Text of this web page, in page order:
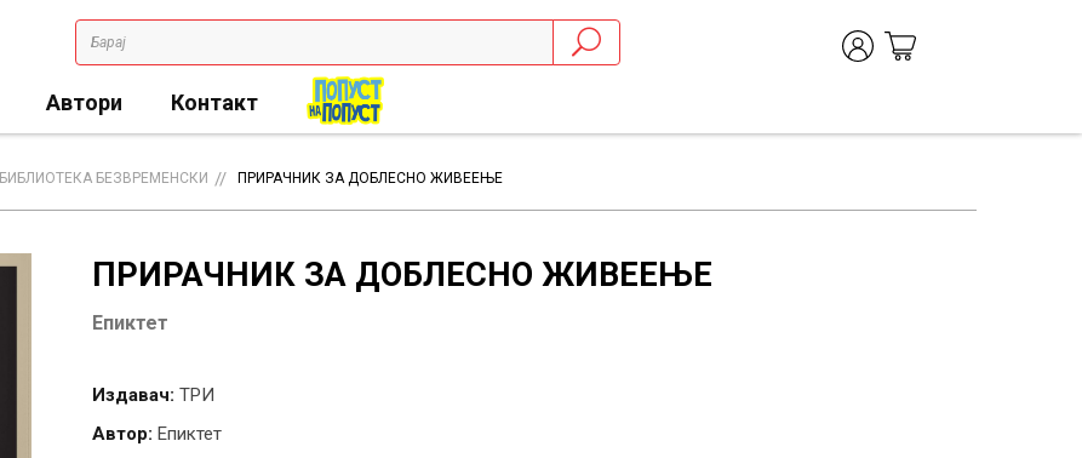
Автори Контакт
БИБЛИОТЕКА БЕЗВРЕМЕНСКИ ПРИРАЧНИК ЗА ДОБЛЕСНО ЖИВЕЕЊЕ
ПРИРАЧНИК ЗА ДОБЛЕСНО ЖИВЕЕЊЕ
Епиктет
Издавач: ТРИ
Автор: Епиктет